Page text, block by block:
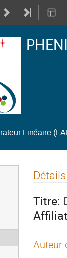
Linéaire
Titre:
Auteur